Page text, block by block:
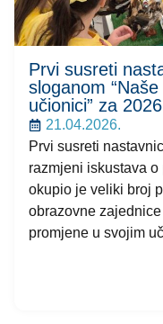
Prvi susreti
sloganom
učionici” za
21.04.2026.
Prvi susreti
razmjeni iskustava
okupio je veliki broj
obrazovne
promjene u svojim